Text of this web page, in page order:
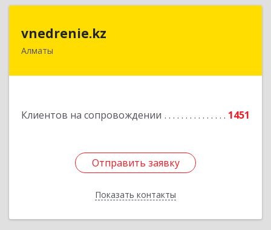
vnedrenie.kz
Алматы
Клиентов на сопровождении 1451
Отправить заявку
Показать контакты
Казахстан, г.Алматы, ул.Прокофьева 45-56
Отправить заявку
Назад